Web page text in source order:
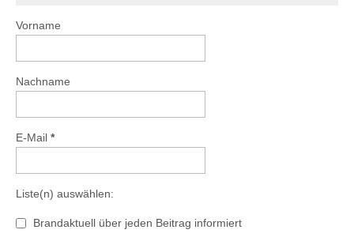
Vorname
Nachname
E-Mail *
Liste(n) auswählen:
Brandaktuell über jeden Beitrag informiert